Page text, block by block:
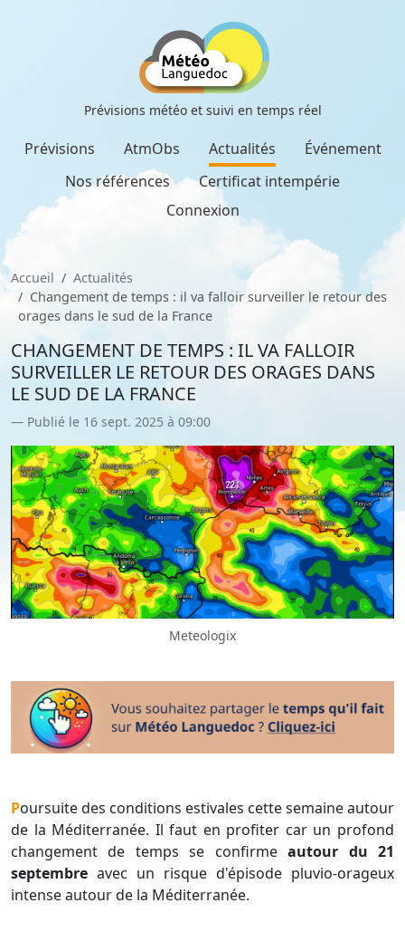
Prévisions météo et suivi en temps réel
Prévisions AtmObs Actualités
Événement
Nos références
Certificat intempérie
Connexion
Accueil
Actualités
Changement de temps : il va falloir surveiller le retour des
orages dans le sud de la France
CHANGEMENT DE TEMPS : IL VA FALLOIR
SURVEILLER LE RETOUR DES ORAGES DANS
LE SUD DE LA FRANCE
Publié le 16 sept. 2025 à 09:00
Meteologix
Poursuite des conditions estivales cette semaine autour
de la Méditerranée. Il faut en profiter car un profond
changement de temps se confirmeautour du 21
septembre avec un risque d'épisode pluvio-orageux
intense autour de la Méditerranée.